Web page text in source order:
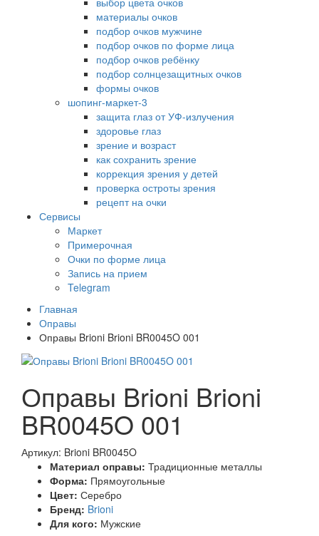
материалы очков
подбор очков мужчине
подбор очков по форме лица
подбор очков ребёнку
подбор солнцезащитных очков
формы очков
шопинг-маркет-3
защита глаз от УФ-излучения
здоровье глаз
зрение и возраст
как сохранить зрение
коррекция зрения у детей
проверка остроты зрения
рецепт на очки
Сервисы
Маркет
Примерочная
Очки по форме лица
Запись на прием
Telegram
Главная
Оправы
Оправы Brioni Brioni BR0045O 001
Оправы Brioni Brioni
BR0045O 001
Артикул: Brioni BR0045O
Материал оправы: Традиционные металлы
Форма: Прямоугольные
Цвет: Серебро
Бренд: Brioni
Для кого: Мужские